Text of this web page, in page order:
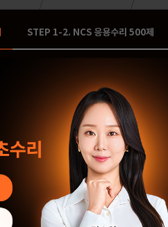
STEP 1-2. NCS 응용수리 500제